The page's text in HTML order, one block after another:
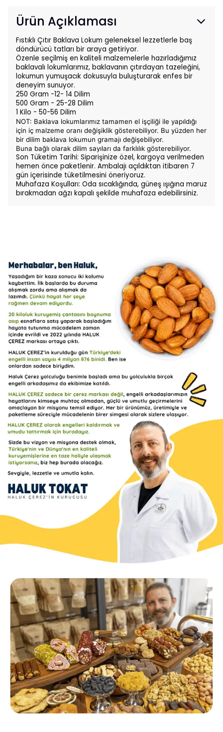
Ürün Açıklaması
Fıstıklı Çıtır Baklava Lokum geleneksel lezzetlerle baş
döndürücü tatları bir araya getiriyor.
Özenle seçilmiş en kaliteli malzemelerle hazırladığımız
baklavalı lokumlarımız, baklavanın çıtırdayan tazeleğini,
lokumun yumuşacık dokusuyla buluşturarak enfes bir
deneyim sunuyor.
250 Gram -12- 14 Dilim
500 Gram - 25-28 Dilim
1 Kilo - 50-56 Dilim
NOT: Baklava lokumlarımız tamamen el işçiliği ile yapıldığı
için iç malzeme oranı değişiklik gösterebiliyor. Bu yüzden her
bir dilim baklava lokumun gramajı değişebiliyor.
Buna bağlı olarak dilim sayıları da farklılık gösterebiliyor.
Son Tüketim Tarihi: Siparişinize özel, kargoya verilmeden
hemen önce paketlenir. Ambalajı açıldıktan itibaren 7
gün içerisinde tüketilmesini öneriyoruz.
Muhafaza Koşulları: Oda sıcaklığında, güneş ışığına maruz
bırakmadan ağzı kapalı şekilde muhafaza edebilirsiniz.